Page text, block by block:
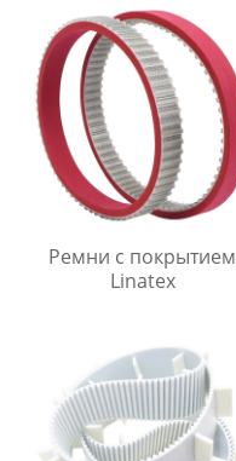
Ремни с покрытием
Linatex